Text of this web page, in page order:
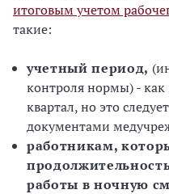
итоговым учетом
такие:
учетный период,
контроля нормы) -
квартал, но это
документами
работникам,
работы в ночную